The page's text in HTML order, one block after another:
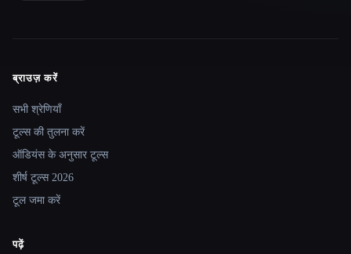
Site navigation
ब्राउज़ करें
सभी श्रेणियाँ
टूल्स की तुलना करें
ऑडियंस के अनुसार टूल्स
शीर्ष टूल्स 2026
टूल जमा करें
पढ़ें